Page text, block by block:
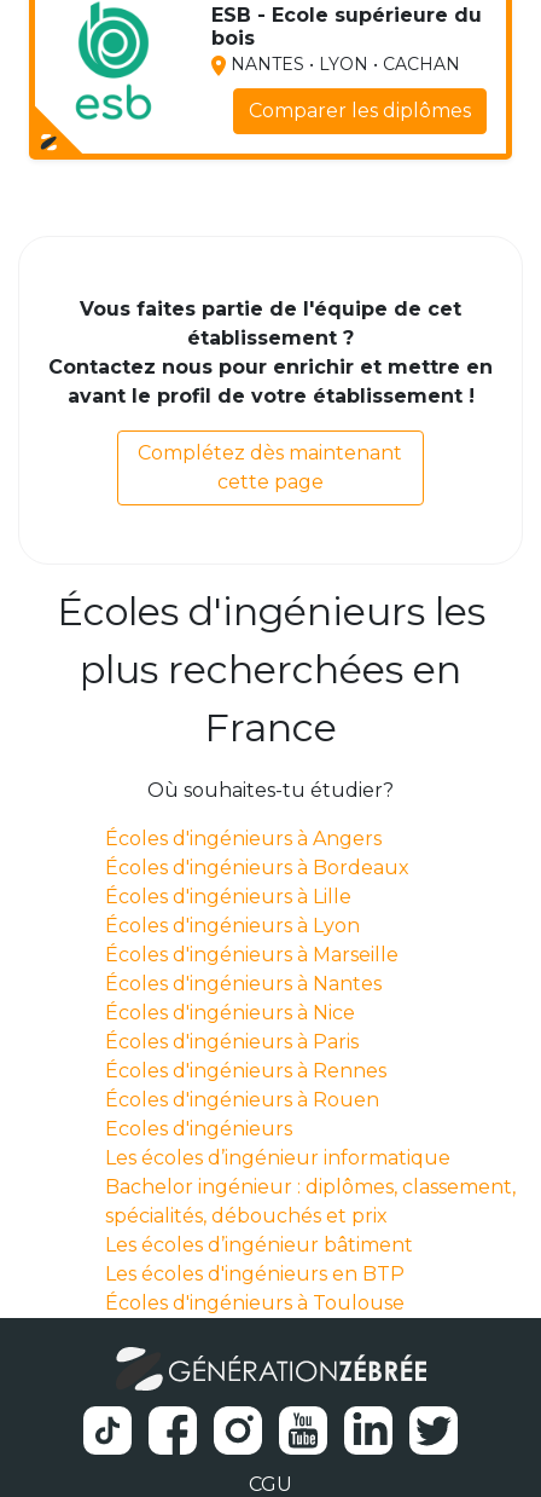
ESB - Ecole supérieure du
bois
NANTES • LYON • CACHAN
Comparer les diplômes
Vous faites partie de l'équipe de cet
établissement ?
Contactez nous pour enrichir et mettre en
avant le profil de votre établissement !
Complétez dès maintenant
cette page
Écoles d'ingénieurs les
plus recherchées en
France
Où souhaites-tu étudier?
Écoles d'ingénieurs à Angers
Écoles d'ingénieurs à Bordeaux
Écoles d'ingénieurs à Lille
Écoles d'ingénieurs à Lyon
Écoles d'ingénieurs à Marseille
Écoles d'ingénieurs à Nantes
Écoles d'ingénieurs à Nice
Écoles d'ingénieurs à Paris
Écoles d'ingénieurs à Rennes
Écoles d'ingénieurs à Rouen
Ecoles d'ingénieurs
Les écoles d’ingénieur informatique
Bachelor ingénieur : diplômes, classement,
spécialités, débouchés et prix
Les écoles d’ingénieur bâtiment
Les écoles d'ingénieurs en BTP
Écoles d'ingénieurs à Toulouse
CGU